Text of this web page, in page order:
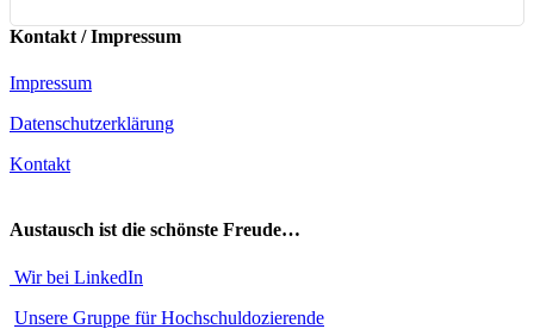
Kontakt / Impressum
Impressum
Datenschutzerklärung
Kontakt
Austausch ist die schönste Freude…
Wir bei LinkedIn
Unsere Gruppe für Hochschuldozierende